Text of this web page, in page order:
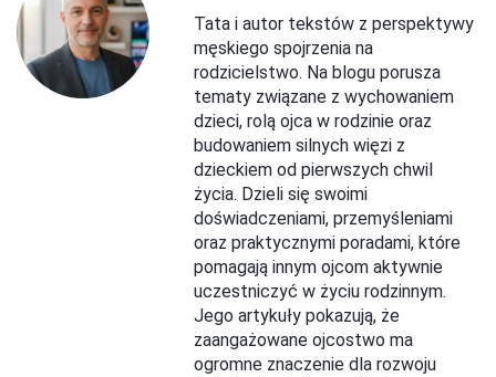
Tata i autor tekstów z perspektywy
męskiego spojrzenia na
rodzicielstwo. Na blogu porusza
tematy związane z wychowaniem
dzieci, rolą ojca w rodzinie oraz
budowaniem silnych więzi z
dzieckiem od pierwszych chwil
życia. Dzieli się swoimi
doświadczeniami, przemyśleniami
oraz praktycznymi poradami, które
pomagają innym ojcom aktywnie
uczestniczyć w życiu rodzinnym.
Jego artykuły pokazują, że
zaangażowane ojcostwo ma
ogromne znaczenie dla rozwoju